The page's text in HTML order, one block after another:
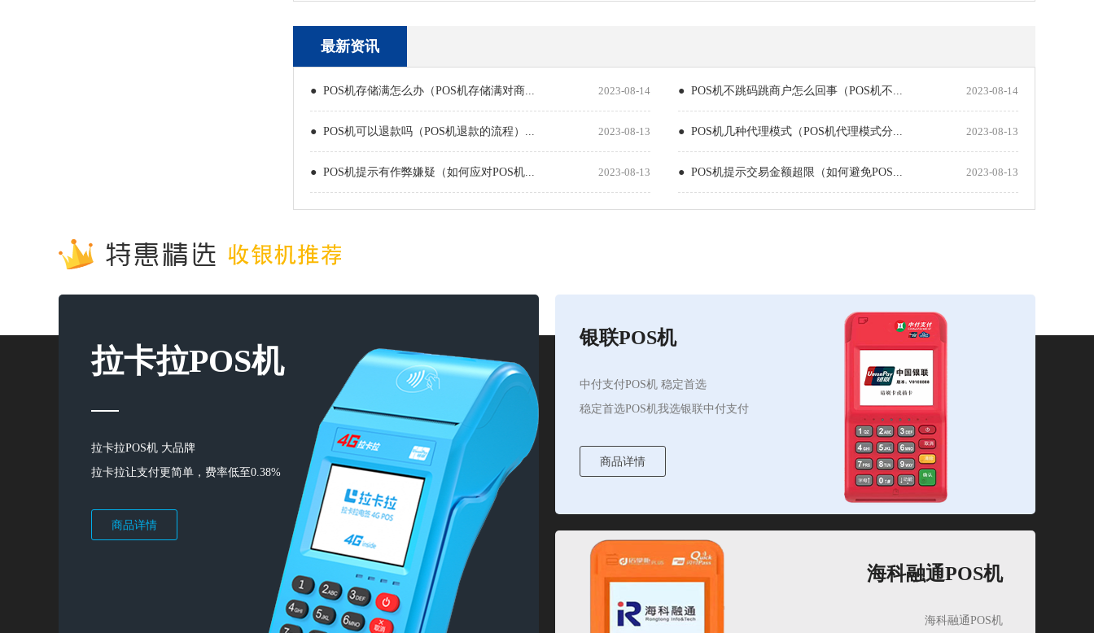
最新资讯
● POS机存储满怎么办（POS机存储满对商... 2023-08-14 ● POS机不跳码跳商户怎么回事（POS机不... 2023-08-14
● POS机可以退款吗（POS机退款的流程）... 2023-08-13 ● POS机几种代理模式（POS机代理模式分... 2023-08-13
● POS机提示有作弊嫌疑（如何应对POS机... 2023-08-13 ● POS机提示交易金额超限（如何避免POS... 2023-08-13
拉卡拉POS机
拉卡拉POS机 大品牌
拉卡拉让支付更简单，费率低至0.38%
商品详情
银联POS机
中付支付POS机 稳定首选
稳定首选POS机我选银联中付支付
商品详情
海科融通POS机
海科融通POS机